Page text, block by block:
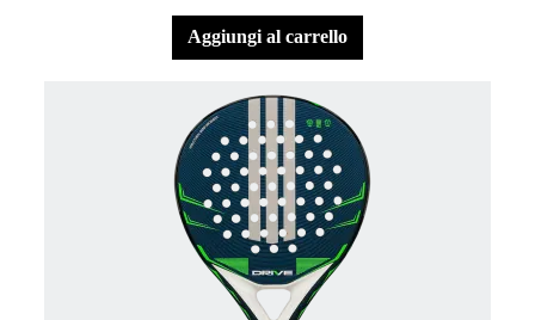
aggiungi al carrello